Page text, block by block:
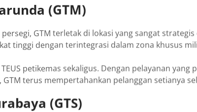
(GTM)
GTM terletak di lokasi yang sangat
tinggi dengan terintegrasi dalam zona khusus
petikemas sekaligus. Dengan pelayanan
terus mempertahankan pelanggan setianya
(GTS)